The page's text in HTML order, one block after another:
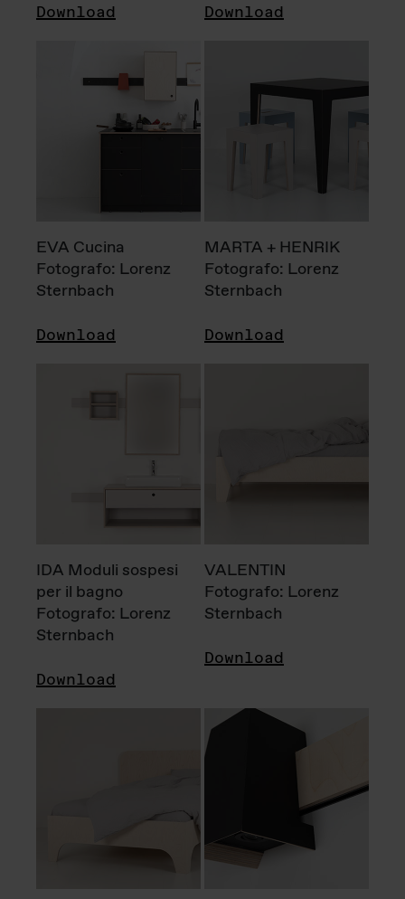
Download Download
EVA Cucina
Fotografo: Lorenz
Sternbach
Download
MARTA + HENRIK
Fotografo: Lorenz
Sternbach
Download
IDA Moduli sospesi
per il bagno
Fotografo: Lorenz
Sternbach
Download
VALENTIN
Fotografo: Lorenz
Sternbach
Download